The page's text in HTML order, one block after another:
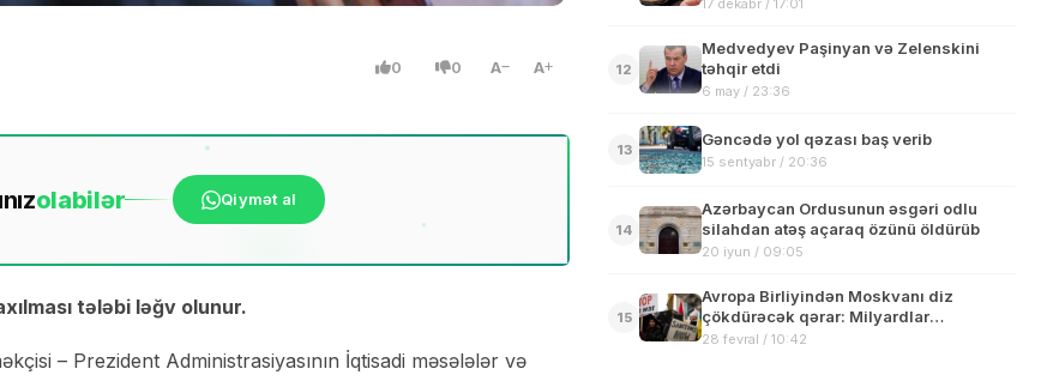
0 0 A A
olabilər Qiymət al
tələbi ləğv olunur.
– Prezident Administrasiyasının İqtisadi məsələlər və
17 dekabr / 17:01
12
Medvedyev Paşinyan və Zelenskini
təhqir etdi
6 may / 23:36
13
Gəncədə yol qəzası baş verib
15 sentyabr / 20:36
14
Azərbaycan Ordusunun əsgəri odlu
silahdan atəş açaraq özünü öldürüb
20 iyun / 09:05
15
Avropa Birliyindən Moskvanı diz
çökdürəcək qərar: Milyardlar
donduruldu
28 fevral / 10:42